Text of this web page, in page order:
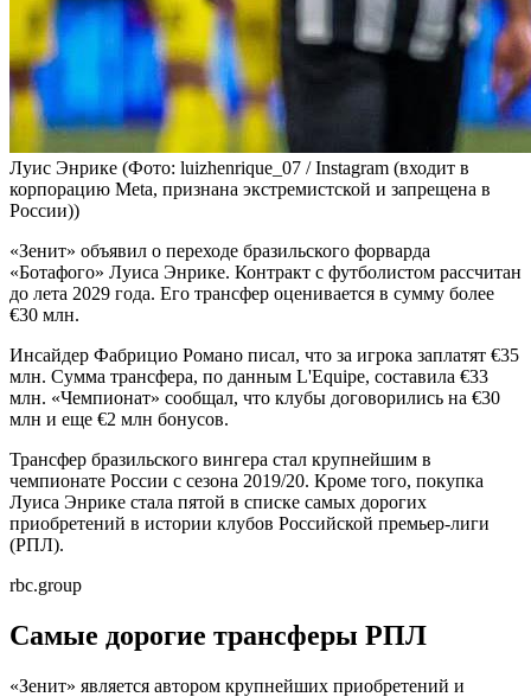
Луис Энрике (Фото: luizhenrique_07 / Instagram (входит в
корпорацию Meta, признана экстремистской и запрещена в
России))
«Зенит» объявил о переходе бразильского форварда
«Ботафого» Луиса Энрике. Контракт с футболистом рассчитан
до лета 2029 года. Его трансфер оценивается в сумму более
€30 млн.
Инсайдер Фабрицио Романо писал, что за игрока заплатят €35
млн. Сумма трансфера, по данным L'Equipe, составила €33
млн. «Чемпионат» сообщал, что клубы договорились на €30
млн и еще €2 млн бонусов.
Трансфер бразильского вингера стал крупнейшим в
чемпионате России с сезона 2019/20. Кроме того, покупка
Луиса Энрике стала пятой в списке самых дорогих
приобретений в истории клубов Российской премьер-лиги
(РПЛ).
rbc.group
Самые дорогие трансферы РПЛ
«Зенит» является автором крупнейших приобретений и